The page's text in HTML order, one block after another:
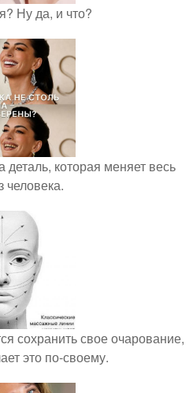
Ну да, и что?
деталь, которая меняет весь
человека.
сохранить свое очарование,
это по-своему.